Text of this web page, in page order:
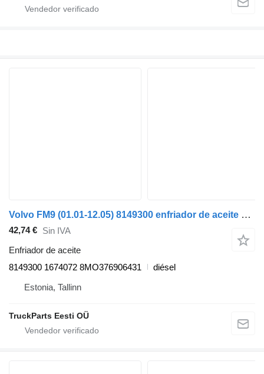
Volvo FM9 (01.01-12.05) 8149300 enfriador de aceite para Volvo FM7-FM12, FM, FMX (1998-2014) cabeza tractora
42,74 € Sin IVA
Enfriador de aceite
8149300 1674072 8MO376906431
diésel
Estonia, Tallinn
TruckParts Eesti OÜ